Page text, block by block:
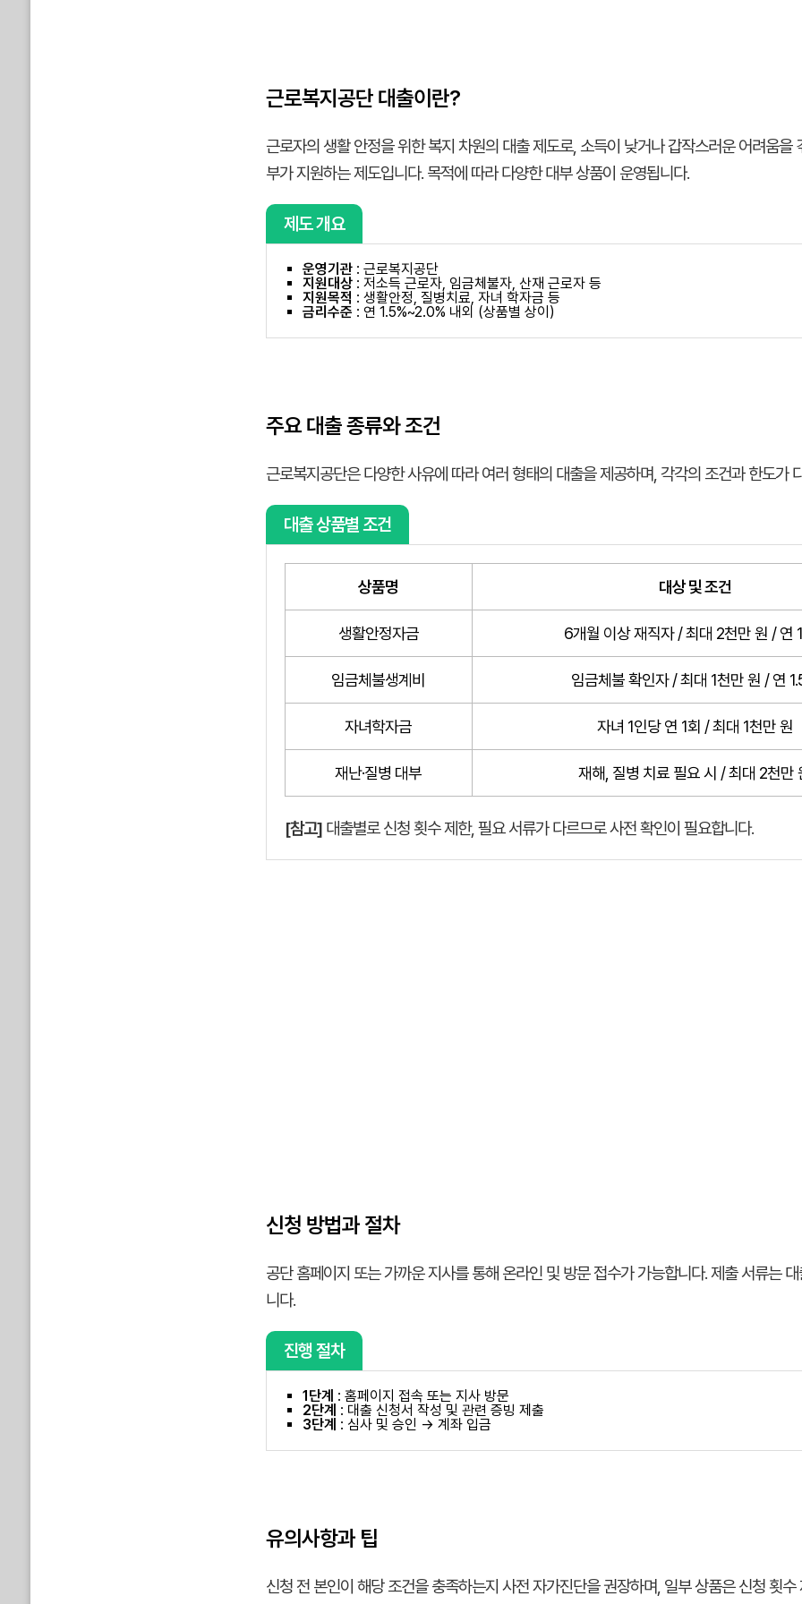
근로복지공단 대출이란?
근로자의 생활 안정을 위한 복지 차원의 대출 제도로, 소득이 낮거나 갑작스러운 어려움을
부가 지원하는 제도입니다. 목적에 따라 다양한 대부 상품이 운영됩니다.
제도 개요
운영기관: 근로복지공단
지원대상: 저소득 근로자, 임금체불자, 산재 근로자 등
지원목적 : 생활안정, 질병치료, 자녀 학자금 등
금리수준 : 연 1.5%~2.0% 내외 (상품별 상이)
주요 대출 종류와 조건
근로복지공단은 다양한 사유에 따라 여러 형태의 대출을 제공하며, 각각의 조건과 한도가
대출 상품별 조건
상품명 대상 및 조건
생활안정자금 6개월 이상 재직자 / 최대 2천만 원 / 연
임금체불생계비 임금체불 확인자 / 최대 1천만 원 / 연
자녀학자금 자녀 1인당 연 1회 / 최대 1천만 원
재난·질병 대부 재해, 질병 치료 필요 시 / 최대 2천만
[참고]대출별로 신청 횟수 제한, 필요 서류가 다르므로 사전 확인이 필요합니다.
신청 방법과 절차
공단 홈페이지 또는 가까운 지사를 통해 온라인 및 방문 접수가 가능합니다. 제출 서류는
니다.
진행 절차
1단계 : 홈페이지 접속 또는 지사 방문
2단계 : 대출 신청서 작성 및 관련 증빙 제출
3단계 : 심사 및 승인 → 계좌 입금
유의사항과 팁
신청 전 본인이 해당 조건을 충족하는지 사전 자가진단을 권장하며, 일부 상품은 신청 횟수